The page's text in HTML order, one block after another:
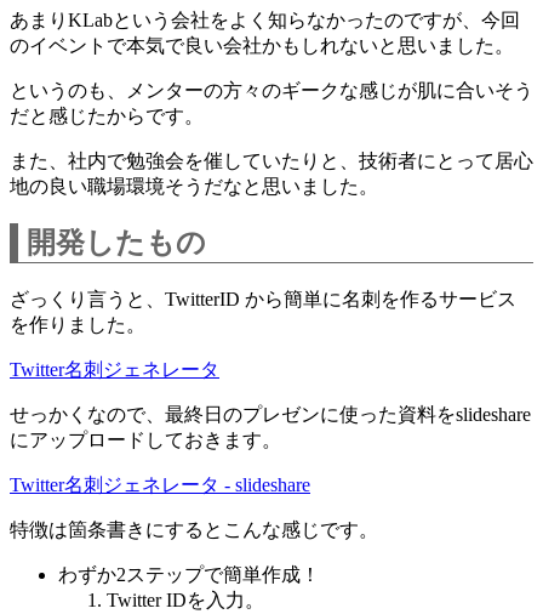
あまりKLabという会社をよく知らなかったのですが、今回
のイベントで本気で良い会社かもしれないと思いました。
というのも、メンターの方々のギークな感じが肌に合いそう
だと感じたからです。
また、社内で勉強会を催していたりと、技術者にとって居心
地の良い職場環境そうだなと思いました。
開発したもの
ざっくり言うと、TwitterID から簡単に名刺を作るサービス
を作りました。
Twitter名刺ジェネレータ
せっかくなので、最終日のプレゼンに使った資料をslideshare
にアップロードしておきます。
Twitter名刺ジェネレータ - slideshare
特徴は箇条書きにするとこんな感じです。
わずか2ステップで簡単作成！
Twitter IDを入力。